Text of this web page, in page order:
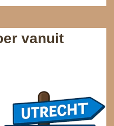
vanuit